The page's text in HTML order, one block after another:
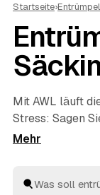
Startseite›
Mit AWL läuft
Stress: Sagen
Wohnung, ein
Nähe – von